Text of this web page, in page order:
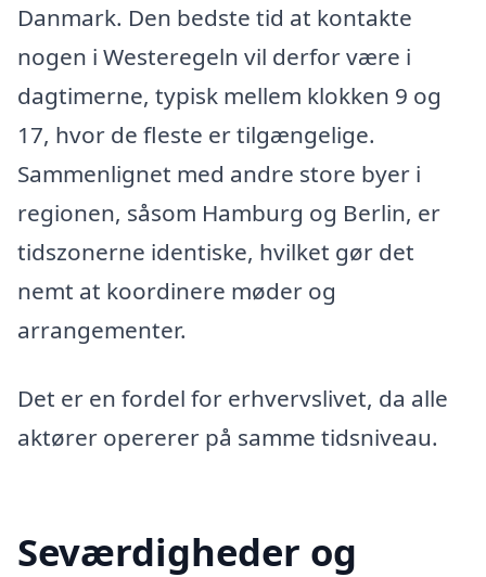
Danmark. Den bedste tid at kontakte
nogen i Westeregeln vil derfor være i
dagtimerne, typisk mellem klokken 9 og
17, hvor de fleste er tilgængelige.
Sammenlignet med andre store byer i
regionen, såsom Hamburg og Berlin, er
tidszonerne identiske, hvilket gør det
nemt at koordinere møder og
arrangementer.
Det er en fordel for erhvervslivet, da alle
aktører opererer på samme tidsniveau.
Seværdigheder og